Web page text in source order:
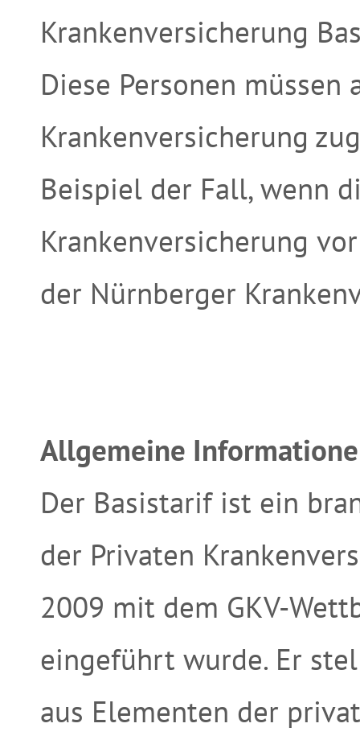
Krankenversicherung
Diese Personen
Krankenversicherung
Beispiel der Fall, wenn
Krankenversicherung
der Nürnberger
Allgemeine
Der Basistarif ist ein
der Privaten
2009 mit dem GKV-
eingeführt wurde. Er
aus Elementen der